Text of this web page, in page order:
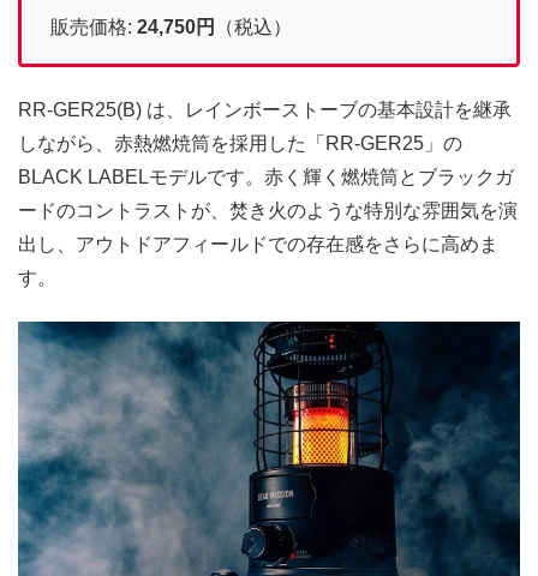
販売価格: 24,750円 （税込）
RR-GER25(B) は、レインボーストーブの基本設計を継承
しながら、赤熱燃焼筒を採用した「RR-GER25」の
BLACK LABELモデルです。赤く輝く燃焼筒とブラックガ
ードのコントラストが、焚き火のような特別な雰囲気を演
出し、アウトドアフィールドでの存在感をさらに高めま
す。